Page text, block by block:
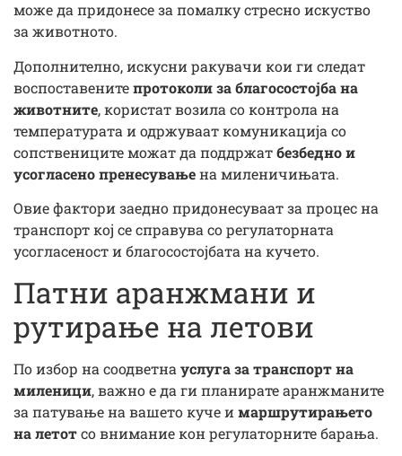
може да придонесе за помалку стресно искуство
за животното.
Дополнително, искусни ракувачи кои ги следат
воспоставенитепротоколи за благосостојба на
животните, користат возила со контрола на
температурата и одржуваат комуникација со
сопствениците можат да поддржатбезбедно и
усогласено пренесувањена миленичињата.
Овие фактори заедно придонесуваат за процес на
транспорт кој се справува со регулаторната
усогласеност и благосостојбата на кучето.
Патни аранжмани и
рутирање на летови
По избор на соодветна услуга за транспорт на
миленици, важно е да ги планирате аранжманите
за патување на вашето куче и маршрутирањето
на летотсо внимание кон регулаторните барања.